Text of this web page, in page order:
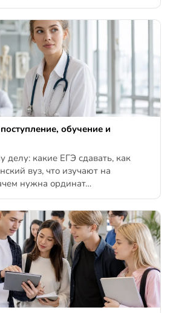
обучение и
делу: какие ЕГЭ сдавать, как
вуз, что изучают на
нужна ординат…